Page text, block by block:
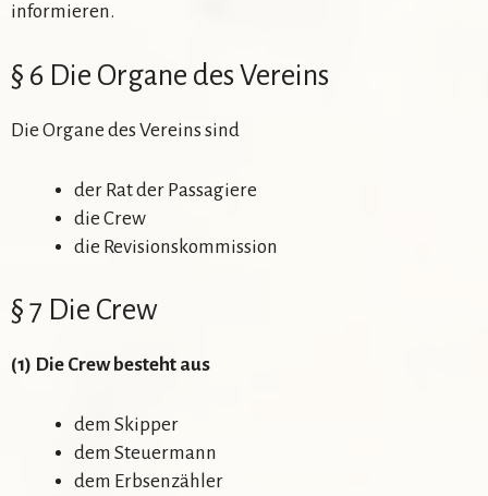
informieren.
§ 6 Die Organe des Vereins
Die Organe des Vereins sind
der Rat der Passagiere
die Crew
die Revisionskommission
§ 7 Die Crew
(1) Die Crew besteht aus
dem Skipper
dem Steuermann
dem Erbsenzähler